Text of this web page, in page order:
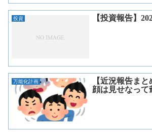
投資 【投資報告】
万能化計画
【近況報告ま
顔は見せなって